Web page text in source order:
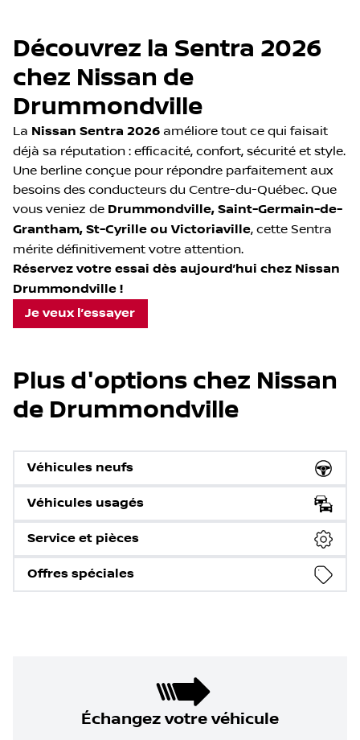
Découvrez la Sentra 2026
chez Nissan de
Drummondville
La Nissan Sentra 2026 améliore tout ce qui faisait
déjà sa réputation : efficacité, confort, sécurité et style.
Une berline conçue pour répondre parfaitement aux
besoins des conducteurs du Centre-du-Québec. Que
vous veniez de Drummondville, Saint-Germain-de-
Grantham, St-Cyrille ou Victoriaville, cette Sentra
mérite définitivement votre attention.
Réservez votre essai dès aujourd’hui chez Nissan
Drummondville !
Je veux l’essayer
Plus d'options chez Nissan
de Drummondville
Véhicules neufs
Véhicules usagés
Service et pièces
Offres spéciales
Échangez votre véhicule